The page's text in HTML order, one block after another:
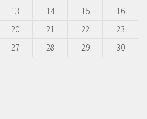
13 14 15
16
20 21 22
23
27 28 29
30